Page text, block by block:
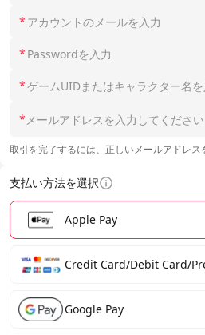
*
*
*
*
取引を完了するには、正しいメールアドレス
支払い方法を選択
Apple Pay
Credit Card/Debit Card/
Google Pay